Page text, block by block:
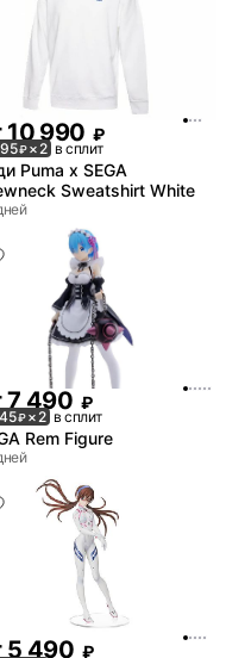
10 990 ₽
₽× 2 в сплит
Puma x SEGA
Sweatshirt White
7 490 ₽
₽× 2 в сплит
Rem Figure
5 490 ₽